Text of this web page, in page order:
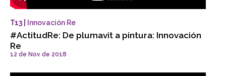
T13 | Innovación Re
#ActitudRe: De plumavit a pintura: Innovación
Re
12 de Nov de 2018